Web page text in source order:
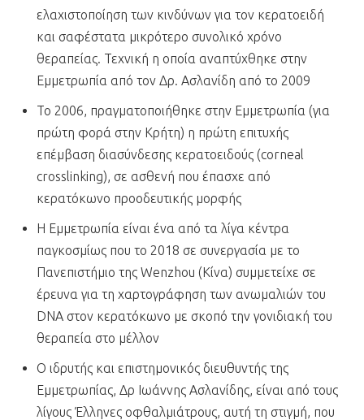
ελαχιστοποίηση των κινδύνων για τον κερατοειδή
και σαφέστατα μικρότερο συνολικό χρόνο
θεραπείας. Τεχνική η οποία αναπτύχθηκε στην
Εμμετρωπία από τον Δρ. Ασλανίδη από το 2009
Το 2006, πραγματοποιήθηκε στην Εμμετρωπία (για
πρώτη φορά στην Κρήτη) η πρώτη επιτυχής
επέμβαση διασύνδεσης κερατοειδούς (corneal
crosslinking), σε ασθενή που έπασχε από
κερατόκωνο προοδευτικής μορφής
Η Εμμετρωπία είναι ένα από τα λίγα κέντρα
παγκοσμίως που το 2018 σε συνεργασία με το
Πανεπιστήμιο της Wenzhou (Κίνα) συμμετείχε σε
έρευνα για τη χαρτογράφηση των ανωμαλιών του
DNA στον κερατόκωνο με σκοπό την γονιδιακή του
θεραπεία στο μέλλον
Ο ιδρυτής και επιστημονικός διευθυντής της
Εμμετρωπίας, Δρ Ιωάννης Ασλανίδης, είναι από τους
λίγους Έλληνες οφθαλμιάτρους, αυτή τη στιγμή, που